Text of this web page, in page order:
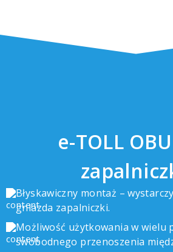
e-TOLL
Błyskawiczny montaż –
gniazda zapalniczki.
Możliwość użytkowania w wielu
swobodnego przenoszenia